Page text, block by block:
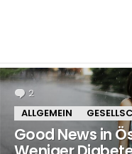
2
Kommentare
ALLGEMEIN
Good News in